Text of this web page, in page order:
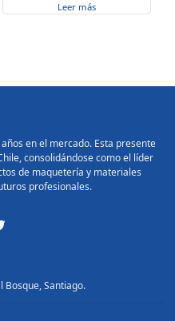
Leer más
en el mercado. Esta presente
consolidándose como el líder
de maquetería y materiales
profesionales.
Bosque, Santiago.